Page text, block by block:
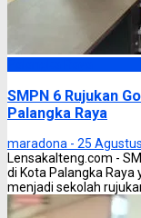
SMPN 6 Rujukan
Palangka Raya
maradona - 25
Lensakalteng.com -
di Kota Palangka
menjadi sekolah